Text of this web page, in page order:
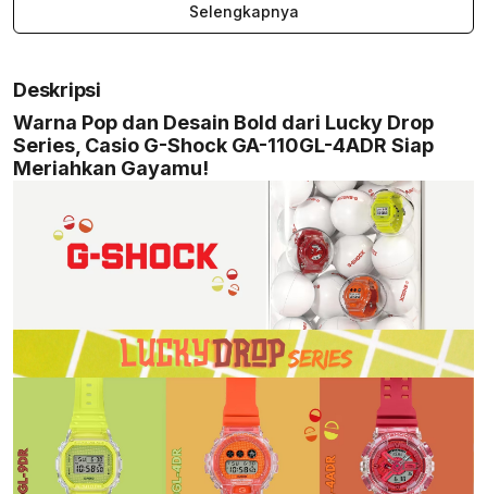
Selengkapnya
Deskripsi
Warna Pop dan Desain Bold dari Lucky Drop
Series, Casio G-Shock GA-110GL-4ADR Siap
Meriahkan Gayamu!